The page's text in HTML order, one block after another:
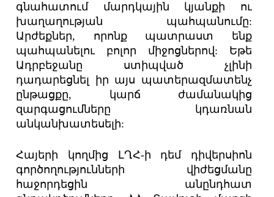
գնահատում մարդկային կյանքի ու
խաղաղության պահպանումը:
Արժեքներ, որոնք պատրաստ ենք
պահպանելու բոլոր միջոցներով: Եթե
Ադրբեջանը ստիպված չլինի
դադարեցնել իր այս պատերազմատենչ
ընթացքը, կարճ ժամանակից
զարգացումները կդառնան
անկանխատեսելի:
Հայերի կողմից ԼՂՀ-ի դեմ դիվերսիոն
գործողությունների վիժեցմանը
հաջորդեցին անընդհատ